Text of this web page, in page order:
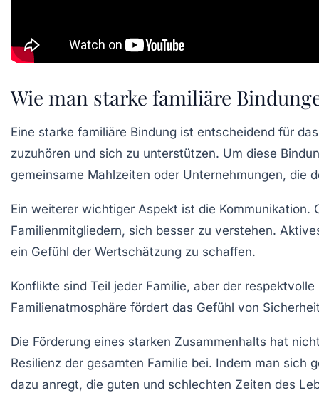
Wie man starke familiäre
Eine starke familiäre Bindung ist entscheidend für
zuzuhören und sich zu unterstützen. Um diese
gemeinsame Mahlzeiten oder Unternehmungen, die
Ein weiterer wichtiger Aspekt ist die Kommunikation.
Familienmitgliedern, sich besser zu verstehen.
ein Gefühl der Wertschätzung zu schaffen.
Konflikte sind Teil jeder Familie, aber der
Familienatmosphäre fördert das Gefühl von
Die Förderung eines starken Zusammenhalts hat
Resilienz der gesamten Familie bei. Indem man sich
dazu anregt, die guten und schlechten Zeiten des